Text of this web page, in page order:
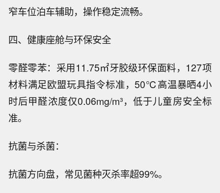
窄车位泊车辅助，操作稳定流畅。
四、健康座舱与环保安全
零醛零苯：采用11.75㎡牙胶级环保面料，127项
材料满足欧盟玩具指令标准，50℃高温暴晒4小
时后甲醛浓度仅0.06mg/m³，低于儿童房安全标
准。
抗菌与杀菌：
抗菌方向盘，常见菌种灭杀率超99%。